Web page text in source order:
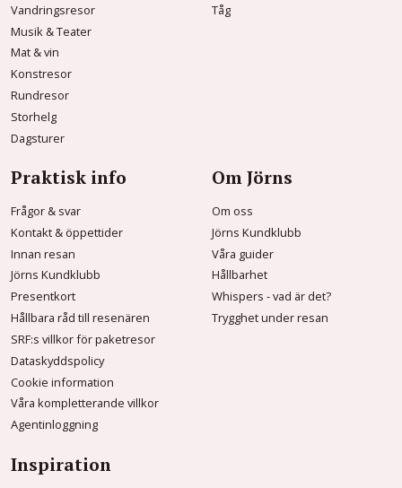
Vandringsresor
Musik & Teater
Mat & vin
Konstresor
Rundresor
Storhelg
Dagsturer
Tåg
Praktisk info
Frågor & svar
Kontakt & öppettider
Innan resan
Jörns Kundklubb
Presentkort
Hållbara råd till resenären
SRF:s villkor för paketresor
Dataskyddspolicy
Cookie information
Våra kompletterande villkor
Agentinloggning
Om Jörns
Om oss
Jörns Kundklubb
Våra guider
Hållbarhet
Whispers - vad är det?
Trygghet under resan
Inspiration